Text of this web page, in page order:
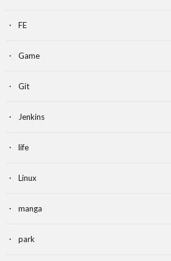
FE
Game
Git
Jenkins
life
Linux
manga
park